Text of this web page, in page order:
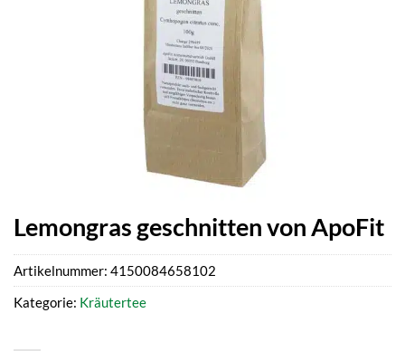
Lemongras geschnitten von ApoFit
Artikelnummer: 4150084658102
Kategorie: Kräutertee